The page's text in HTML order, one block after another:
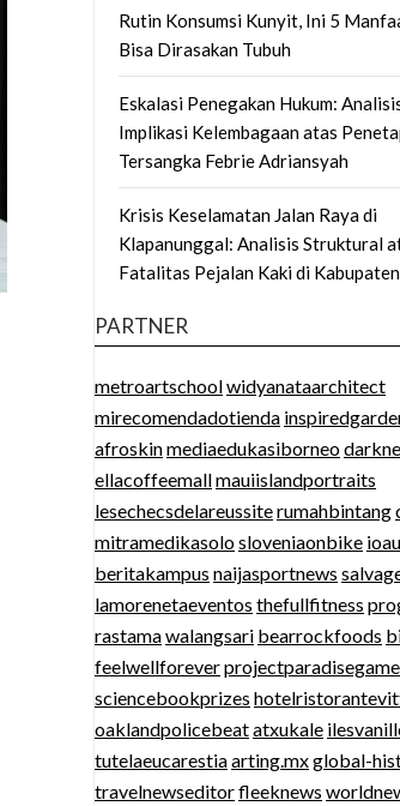
Rutin Konsumsi Kunyit, Ini 5
Bisa Dirasakan Tubuh
Eskalasi Penegakan Hukum:
Implikasi Kelembagaan atas
Tersangka Febrie Adriansyah
Krisis Keselamatan Jalan Raya di
Klapanunggal: Analisis Struktural
Fatalitas Pejalan Kaki di
PARTNER
metroartschoolwidyanataarchitect
mirecomendadotienda
afroskinmediaedukasiborneo
ellacoffeemallmauiislandportraits
lesechecsdelareussiterumahbintang
mitramedikasolosloveniaonbike
beritakampus naijasportnews
lamorenetaeventos thefullfitness
rastamawalangsari bearrockfoods
feelwellforeverprojectparadisegame
sciencebookprizes
oaklandpolicebeatatxukale
tutelaeucarestiaarting.mxglobal-
travelnewseditorfleeknews